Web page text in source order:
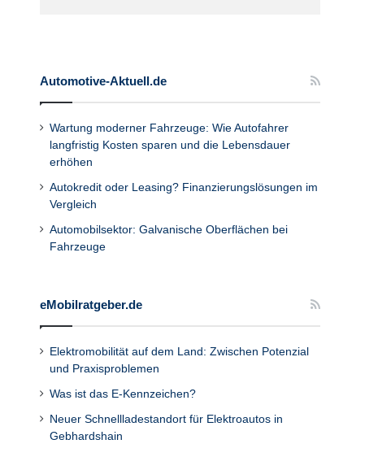
Automotive-Aktuell.de
Wartung moderner Fahrzeuge: Wie Autofahrer
langfristig Kosten sparen und die Lebensdauer
erhöhen
Autokredit oder Leasing? Finanzierungslösungen im
Vergleich
Automobilsektor: Galvanische Oberflächen bei
Fahrzeuge
eMobilratgeber.de
Elektromobilität auf dem Land: Zwischen Potenzial
und Praxisproblemen
Was ist das E-Kennzeichen?
Neuer Schnellladestandort für Elektroautos in
Gebhardshain